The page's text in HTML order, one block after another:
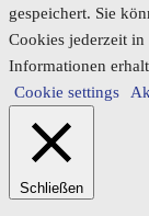
gespeichert. Sie
Cookies jederzeit
Informationen
Cookie settings
Schließen